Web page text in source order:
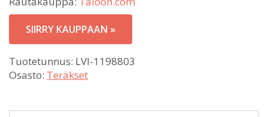
SIIRRY KAUPPAAN »
Tuotetunnus: LVI-1198803
Osasto: Teräkset